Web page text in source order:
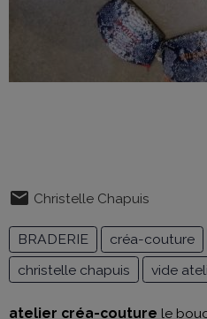
Christelle Chapuis
BRADERIE créa-couture
christelle chapuis
vide
atelier créa-couture le